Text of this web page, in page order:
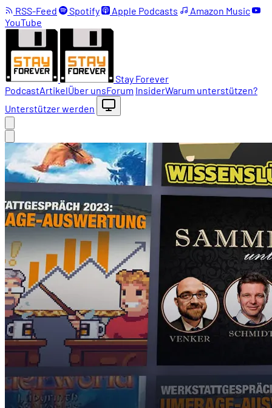
RSS-Feed Spotify Apple Podcasts
Amazon Music
YouTube
Stay Forever
PodcastArtikelÜber unsForum InsiderWarum unterstützen?
Unterstützer werden